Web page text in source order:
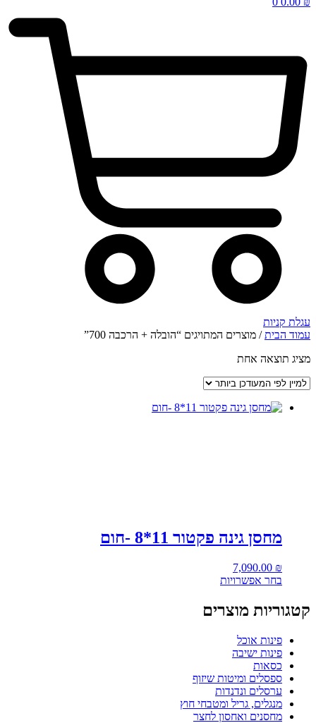
עגלת קניות
עמוד הבית/ מוצרים המתויגים “הובלה + הרכבה 700”
מציג תוצאה אחת
מחסן גינה פקטור 11*8 -חום
7,090.00 ₪
בחר אפשרויות
קטגוריות מוצרים
פינות אוכל
פינות ישיבה
כסאות
ספסלים ומיטות שיזוף
ערסלים ונדנדות
מנגלים, גריל ומטבחי חוץ
מחסנים ואחסון לחצר